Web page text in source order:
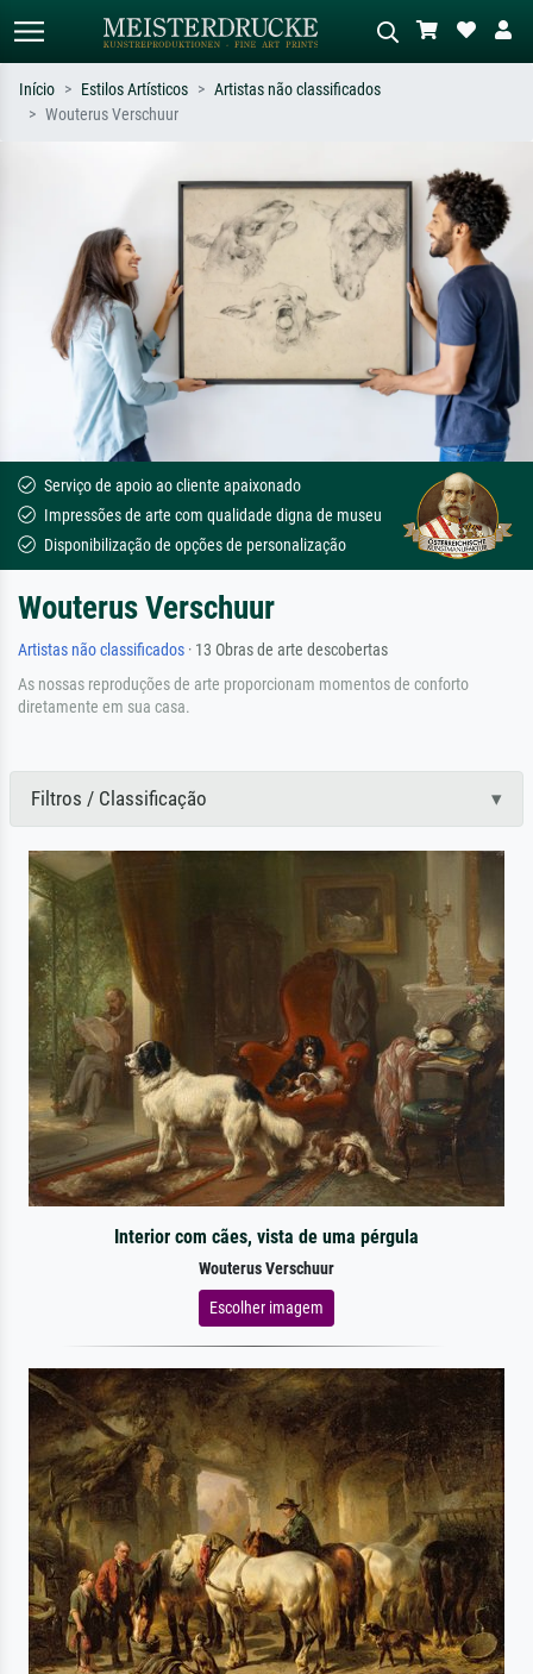
impressionismo, onda de Hokusai, nu.
Descreva a cena – ex: prado verde,
abstrato com muito vermelho, pintura
a óleo escura, nu em pé ao lado de
uma árvore.
Início Estilos Artísticos
Artistas não classificados
Wouterus Verschuur
Serviço de apoio ao cliente apaixonado
Impressões de arte com qualidade digna de museu
Disponibilização de opções de personalização
Wouterus Verschuur
Artistas não classificados · 13 Obras de arte descobertas
As nossas reproduções de arte proporcionam momentos de conforto
diretamente em sua casa.
Filtros / Classificação
Interior com cães, vista de uma pérgula
Wouterus Verschuur
Escolher imagem